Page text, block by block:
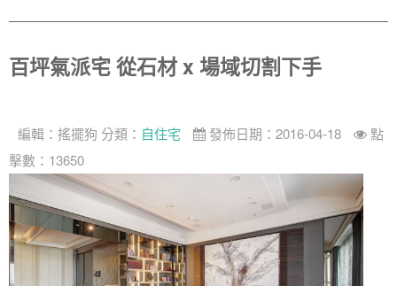
百坪氣派宅 從石材 x 場域切割下手
編輯： 搖擺狗 分類： 自住宅 發佈日期：2016-04-18
點
擊數：13650